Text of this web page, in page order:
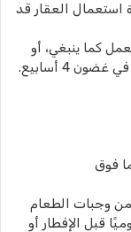
استعمال العقار قد
كما ينبغي، أو
قبل الإفطار أو